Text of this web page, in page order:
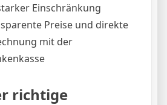
Einschränkung
Preise und direkte
mit der
richtige